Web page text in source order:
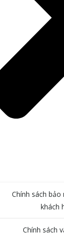
Chính sách
khách
Chính sách